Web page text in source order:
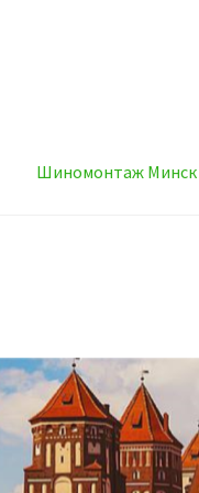
Шиномонтаж Минск